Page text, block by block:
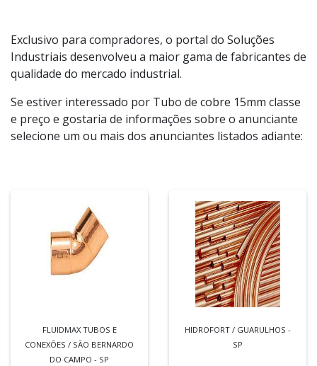
Exclusivo para compradores, o portal do Soluções
Industriais desenvolveu a maior gama de fabricantes de
qualidade do mercado industrial.
Se estiver interessado por Tubo de cobre 15mm classe
e preço e gostaria de informações sobre o anunciante
selecione um ou mais dos anunciantes listados adiante:
FLUIDMAX TUBOS E
CONEXÕES / SÃO BERNARDO
DO CAMPO - SP
HIDROFORT / GUARULHOS -
SP